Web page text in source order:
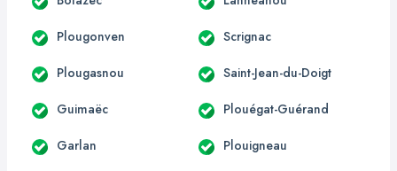
Plougonven Scrignac
Plougasnou Saint-Jean-du-Doigt
Guimaëc Plouégat-Guérand
Garlan Plouigneau